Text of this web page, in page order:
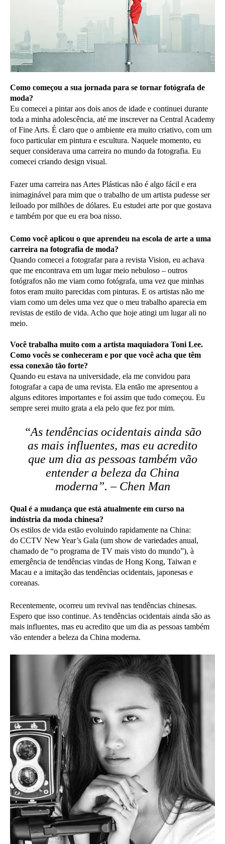
Como começou a sua jornada para se tornar fotógrafa de
moda?
Eu comecei a pintar aos dois anos de idade e continuei durante
toda a minha adolescência, até me inscrever na Central Academy
of Fine Arts. É claro que o ambiente era muito criativo, com um
foco particular em pintura e escultura. Naquele momento, eu
sequer considerava uma carreira no mundo da fotografia. Eu
comecei criando design visual.
Fazer uma carreira nas Artes Plásticas não é algo fácil e era
inimaginável para mim que o trabalho de um artista pudesse ser
leiloado por milhões de dólares. Eu estudei arte por que gostava
e também por que eu era boa nisso.
Como você aplicou o que aprendeu na escola de arte a uma
carreira na fotografia de moda?
Quando comecei a fotografar para a revista Vision, eu achava
que me encontrava em um lugar meio nebuloso – outros
fotógrafos não me viam como fotógrafa, uma vez que minhas
fotos eram muito parecidas com pinturas. E os artistas não me
viam como um deles uma vez que o meu trabalho aparecia em
revistas de estilo de vida. Acho que hoje atingi um lugar ali no
meio.
Você trabalha muito com a artista maquiadora Toni Lee.
Como vocês se conheceram e por que você acha que têm
essa conexão tão forte?
Quando eu estava na universidade, ela me convidou para
fotografar a capa de uma revista. Ela então me apresentou a
alguns editores importantes e foi assim que tudo começou. Eu
sempre serei muito grata a ela pelo que fez por mim.
“As tendências ocidentais ainda são
as mais influentes, mas eu acredito
que um dia as pessoas também vão
entender a beleza da China
moderna”. – Chen Man
Qual é a mudança que está atualmente em curso na
indústria da moda chinesa?
Os estilos de vida estão evoluindo rapidamente na China:
do CCTV New Year’s Gala (um show de variedades anual,
chamado de “o programa de TV mais visto do mundo”), à
emergência de tendências vindas de Hong Kong, Taiwan e
Macau e a imitação das tendências ocidentais, japonesas e
coreanas.
Recentemente, ocorreu um revival nas tendências chinesas.
Espero que isso continue. As tendências ocidentais ainda são as
mais influentes, mas eu acredito que um dia as pessoas também
vão entender a beleza da China moderna.